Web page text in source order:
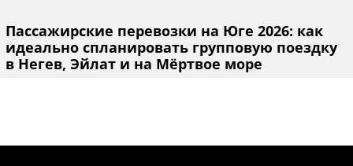
Пассажирские перевозки на Юге 2026: как
идеально спланировать групповую поездку
в Негев, Эйлат и на Мёртвое море